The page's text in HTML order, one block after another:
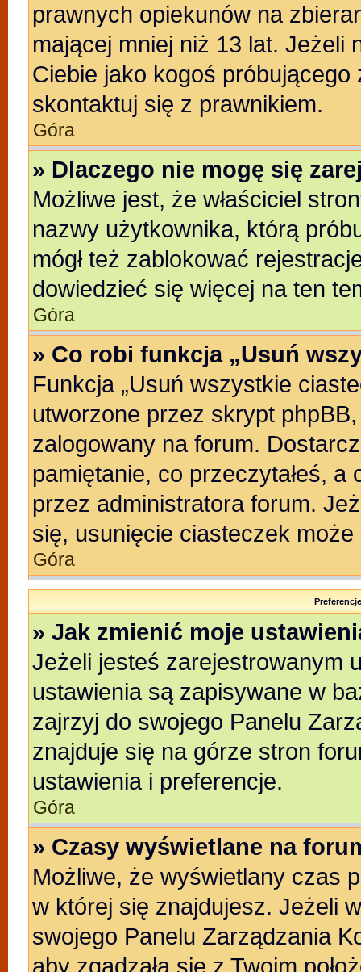
prawnych opiekunów na
mającej mniej niż 13 lat. Jeżeli
Ciebie jako kogoś
skontaktuj się z prawnikiem.
Góra
» Dlaczego nie mogę się
Możliwe jest, że właściciel
nazwy użytkownika, którą
mógł też zablokować
dowiedzieć się więcej na ten
Góra
» Co robi funkcja „Usuń
Funkcja „Usuń wszystkie
utworzone przez skrypt
zalogowany na forum.
pamiętanie, co przeczytałeś, a
przez administratora forum.
się, usunięcie ciasteczek może
Góra
» Jak zmienić moje
Jeżeli jesteś zarejestrowanym
ustawienia są zapisywane w
zajrzyj do swojego Panelu
znajduje się na górze stron
ustawienia i preferencje.
Góra
» Czasy wyświetlane na
Możliwe, że wyświetlany czas
w której się znajdujesz. Jeżeli
swojego Panelu Zarządzania
aby zgadzała się z Twoim